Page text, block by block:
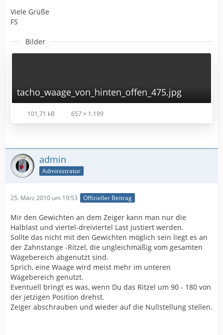
Viele Grüße
FS
Bilder
tacho_waage_von_hinten_offen_475.jpg
101,71 kB 657 × 1.199
admin
Administrator
25. März 2010 um 19:53 Offizieller Beitrag
Mir den Gewichten an dem Zeiger kann man nur die
Halblast und viertel-dreiviertel Last justiert werden.
Sollte das nicht mit den Gewichten möglich sein liegt es an
der Zahnstange -Ritzel, die ungleichmäßig vom gesamten
Wägebereich abgenutzt sind.
Sprich, eine Waage wird meist mehr im unteren
Wägebereich genutzt.
Eventuell bringt es was, wenn Du das Ritzel um 90 - 180 von
der jetzigen Position drehst.
Zeiger abschrauben und wieder auf die Nullstellung stellen.